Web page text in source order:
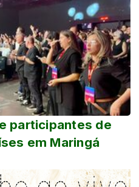
participantes de
em Maringá